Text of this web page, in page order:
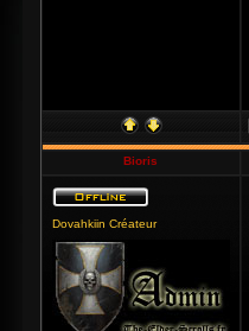
Bioris
Dovahkiin Créateur